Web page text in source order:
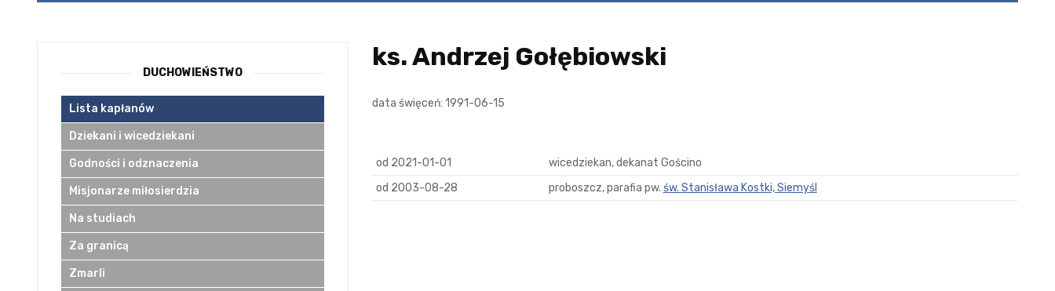
ks. Andrzej Gołębiowski
data święceń: 1991-06-15
od 2021-01-01
wicedziekan, dekanat Gościno
od 2003-08-28
proboszcz, parafia pw. św. Stanisława Kostki, Siemyśl
DUCHOWIEŃSTWO
Lista kapłanów
Dziekani i wicedziekani
Godności i odznaczenia
Misjonarze miłosierdzia
Na studiach
Za granicą
Zmarli